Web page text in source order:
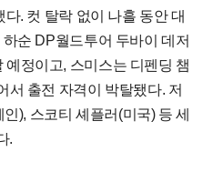
. 컷 탈락 없이 나흘 동안 대
순 DP월드투어 두바이 데저
예정이고, 스미스는 디펜딩 챔
서 출전 자격이 박탈됐다. 저
), 스코티 셰플러(미국) 등 세
.